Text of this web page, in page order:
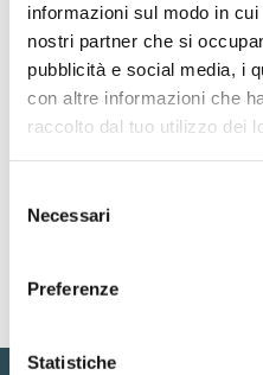
informazioni sul modo in
nostri partner che si
pubblicità e social media, i
con altre informazioni che
raccolto dal tuo utilizzo dei
delNecessari
Preferenze
Statistiche